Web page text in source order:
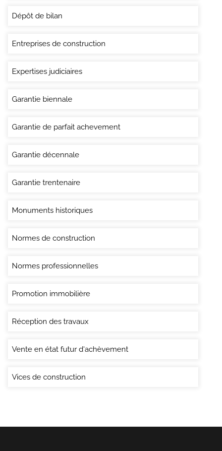
Dépôt de bilan
Entreprises de construction
Expertises judiciaires
Garantie biennale
Garantie de parfait achevement
Garantie décennale
Garantie trentenaire
Monuments historiques
Normes de construction
Normes professionnelles
Promotion immobilière
Réception des travaux
Vente en état futur d'achèvement
Vices de construction